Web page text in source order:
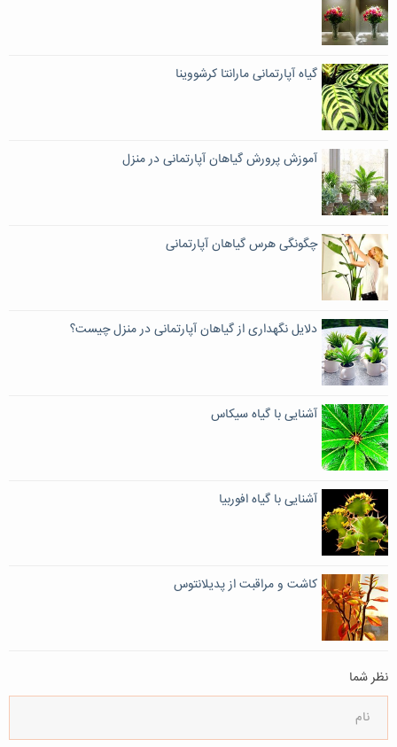
گیاه آپارتمانی مارانتا کرشووینا
آموزش پرورش گیاهان آپارتمانی در منزل
چگونگی هرس گیاهان آپارتمانی
دلایل نگهداری از گیاهان آپارتمانی در منزل چیست؟
آشنایی با گیاه سیکاس
آشنایی با گیاه افوربیا
کاشت و مراقبت از پدیلانتوس
نظر شما